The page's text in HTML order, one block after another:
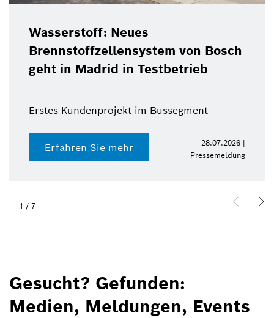
Wasserstoff: Neues
Brennstoffzellensystem von Bosch
geht in Madrid in Testbetrieb
Erstes Kundenprojekt im Bussegment
Erfahren Sie mehr
28.07.2026 |
Pressemeldung
1 / 7
Gesucht? Gefunden:
Medien, Meldungen, Events